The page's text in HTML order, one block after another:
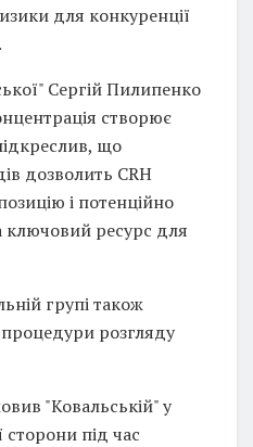
для конкуренції
Сергій Пилипенко
створює
що
дозволить CRH
і потенційно
ключовий ресурс для
групі також
розгляду
"Ковальській" у
сторони під час